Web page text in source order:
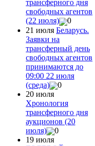
трансферного дня
свободных агентов
(22 июля)
0
21 июля Беларусь.
Заявки на
трансферный день
свободных агентов
принимаются до
09:00 22 июля
(среда)
0
20 июля
Хронология
трансферного дня
аукционов (20
июля)
0
19 июля